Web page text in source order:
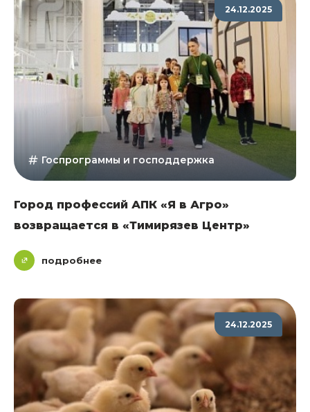
24.12.2025
Госпрограммы и господдержка
Город профессий АПК «Я в Агро»
возвращается в «Тимирязев Центр»
подробнее
24.12.2025